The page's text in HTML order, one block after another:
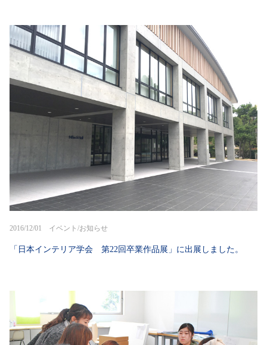
2016/12/01 イベント/お知らせ
「日本インテリア学会 第22回卒業作品展」に出展しました。